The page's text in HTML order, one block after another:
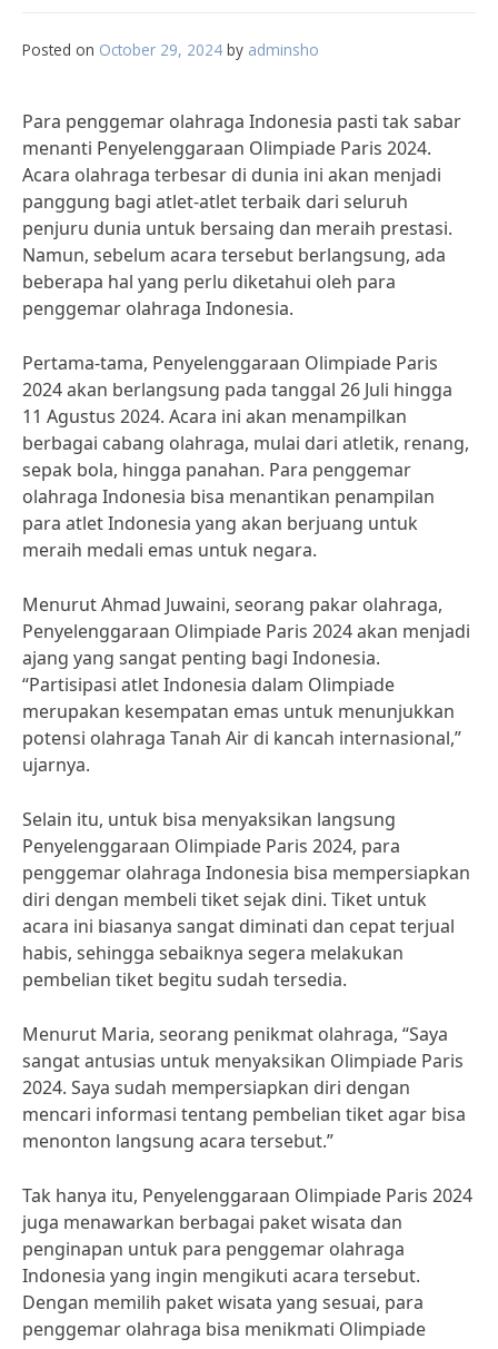
Posted on October 29, 2024 by adminsho
Para penggemar olahraga Indonesia pasti tak sabar
menanti Penyelenggaraan Olimpiade Paris 2024.
Acara olahraga terbesar di dunia ini akan menjadi
panggung bagi atlet-atlet terbaik dari seluruh
penjuru dunia untuk bersaing dan meraih prestasi.
Namun, sebelum acara tersebut berlangsung, ada
beberapa hal yang perlu diketahui oleh para
penggemar olahraga Indonesia.
Pertama-tama, Penyelenggaraan Olimpiade Paris
2024 akan berlangsung pada tanggal 26 Juli hingga
11 Agustus 2024. Acara ini akan menampilkan
berbagai cabang olahraga, mulai dari atletik, renang,
sepak bola, hingga panahan. Para penggemar
olahraga Indonesia bisa menantikan penampilan
para atlet Indonesia yang akan berjuang untuk
meraih medali emas untuk negara.
Menurut Ahmad Juwaini, seorang pakar olahraga,
Penyelenggaraan Olimpiade Paris 2024 akan menjadi
ajang yang sangat penting bagi Indonesia.
“Partisipasi atlet Indonesia dalam Olimpiade
merupakan kesempatan emas untuk menunjukkan
potensi olahraga Tanah Air di kancah internasional,”
ujarnya.
Selain itu, untuk bisa menyaksikan langsung
Penyelenggaraan Olimpiade Paris 2024, para
penggemar olahraga Indonesia bisa mempersiapkan
diri dengan membeli tiket sejak dini. Tiket untuk
acara ini biasanya sangat diminati dan cepat terjual
habis, sehingga sebaiknya segera melakukan
pembelian tiket begitu sudah tersedia.
Menurut Maria, seorang penikmat olahraga, “Saya
sangat antusias untuk menyaksikan Olimpiade Paris
2024. Saya sudah mempersiapkan diri dengan
mencari informasi tentang pembelian tiket agar bisa
menonton langsung acara tersebut.”
Tak hanya itu, Penyelenggaraan Olimpiade Paris 2024
juga menawarkan berbagai paket wisata dan
penginapan untuk para penggemar olahraga
Indonesia yang ingin mengikuti acara tersebut.
Dengan memilih paket wisata yang sesuai, para
penggemar olahraga bisa menikmati Olimpiade